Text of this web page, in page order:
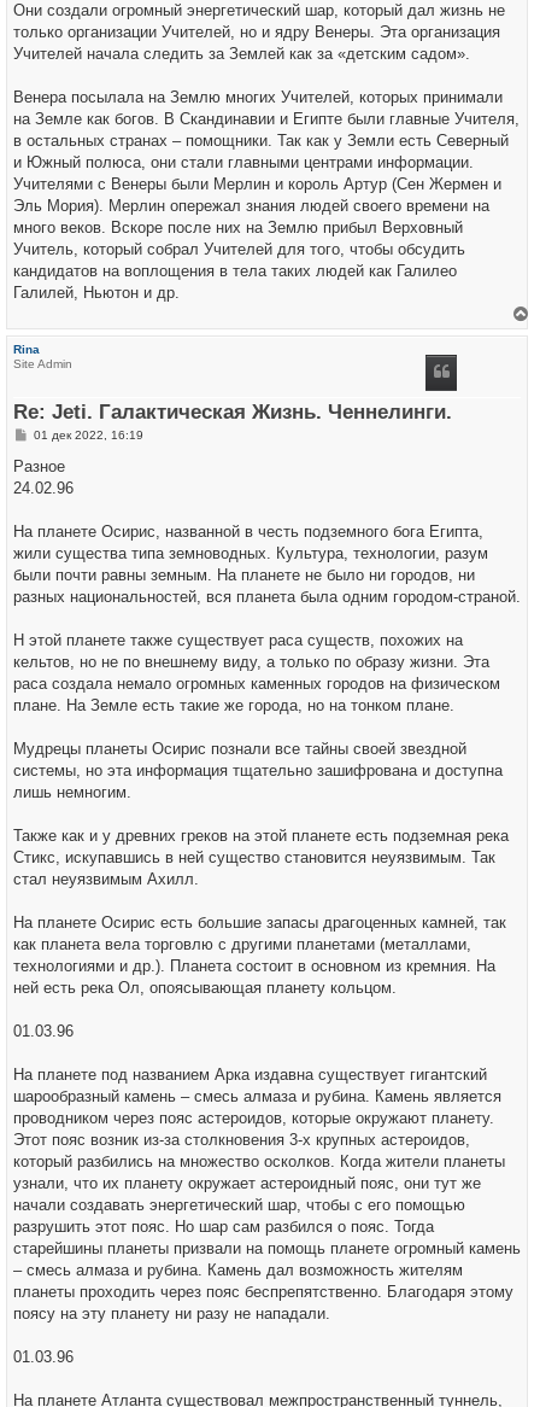
Они создали огромный энергетический шар, который дал жизнь не
только организации Учителей, но и ядру Венеры. Эта организация
Учителей начала следить за Землей как за «детским садом».
Венера посылала на Землю многих Учителей, которых принимали
на Земле как богов. В Скандинавии и Египте были главные Учителя,
в остальных странах – помощники. Так как у Земли есть Северный
и Южный полюса, они стали главными центрами информации.
Учителями с Венеры были Мерлин и король Артур (Сен Жермен и
Эль Мория). Мерлин опережал знания людей своего времени на
много веков. Вскоре после них на Землю прибыл Верховный
Учитель, который собрал Учителей для того, чтобы обсудить
кандидатов на воплощения в тела таких людей как Галилео
Галилей, Ньютон и др.
Rina
Site Admin
Re: Jeti. Галактическая Жизнь. Ченнелинги.
С
о
щ
и
е
01 дек 2022, 16:19
Разное
24.02.96
На планете Осирис, названной в честь подземного бога Египта,
жили существа типа земноводных. Культура, технологии, разум
были почти равны земным. На планете не было ни городов, ни
разных национальностей, вся планета была одним городом-страной.
Н этой планете также существует раса существ, похожих на
кельтов, но не по внешнему виду, а только по образу жизни. Эта
раса создала немало огромных каменных городов на физическом
плане. На Земле есть такие же города, но на тонком плане.
Мудрецы планеты Осирис познали все тайны своей звездной
системы, но эта информация тщательно зашифрована и доступна
лишь немногим.
Также как и у древних греков на этой планете есть подземная река
Стикс, искупавшись в ней существо становится неуязвимым. Так
стал неуязвимым Ахилл.
На планете Осирис есть большие запасы драгоценных камней, так
как планета вела торговлю с другими планетами (металлами,
технологиями и др.). Планета состоит в основном из кремния. На
ней есть река Ол, опоясывающая планету кольцом.
01.03.96
На планете под названием Арка издавна существует гигантский
шарообразный камень – смесь алмаза и рубина. Камень является
проводником через пояс астероидов, которые окружают планету.
Этот пояс возник из-за столкновения 3-х крупных астероидов,
который разбились на множество осколков. Когда жители планеты
узнали, что их планету окружает астероидный пояс, они тут же
начали создавать энергетический шар, чтобы с его помощью
разрушить этот пояс. Но шар сам разбился о пояс. Тогда
старейшины планеты призвали на помощь планете огромный камень
– смесь алмаза и рубина. Камень дал возможность жителям
планеты проходить через пояс беспрепятственно. Благодаря этому
поясу на эту планету ни разу не нападали.
01.03.96
На планете Атланта существовал межпространственный туннель,